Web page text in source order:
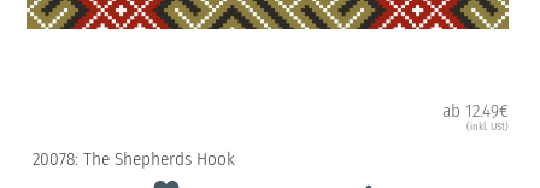
ab 12.49€
(inkl. USt)
20078: The Shepherds Hook